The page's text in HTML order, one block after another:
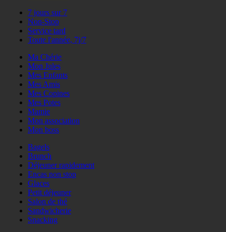
7 jours sur 7
Non-Stop
Service tard
Toute l'année, 7j/7
Ma Chérie
Mon Jules
Mes Enfants
Mes Amis
Mes Copines
Mes Potes
Mamie
Mon association
Mon boss
Bagels
Brunch
Déjeuner rapidement
Encas non stop
Glaces
Petit déjeuner
Salon de thé
Sandwicherie
Snacking